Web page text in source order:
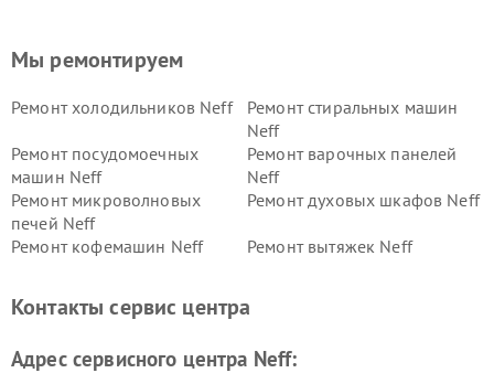
Мы ремонтируем
Ремонт холодильников Neff
Ремонт стиральных машин
Neff
Ремонт посудомоечных
машин Neff
Ремонт варочных панелей
Neff
Ремонт микроволновых
печей Neff
Ремонт духовых шкафов Neff
Ремонт кофемашин Neff Ремонт вытяжек Neff
Контакты сервис центра
Адрес сервисного центра Neff: